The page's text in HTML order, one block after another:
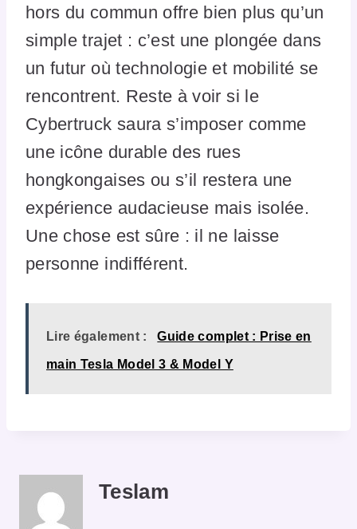
hors du commun offre bien plus qu’un
simple trajet : c’est une plongée dans
un futur où technologie et mobilité se
rencontrent. Reste à voir si le
Cybertruck saura s’imposer comme
une icône durable des rues
hongkongaises ou s’il restera une
expérience audacieuse mais isolée.
Une chose est sûre : il ne laisse
personne indifférent.
Lire également : Guide complet : Prise en
main Tesla Model 3 & Model Y
Teslam